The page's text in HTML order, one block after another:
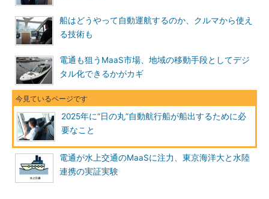
船はどうやって自動運航するのか、クルマから使え
る技術も
電通も狙うMaaS市場、地域の移動手段としてデジ
タル化できるかがカギ
2025年に“日の丸”自動航行船が船出するために必
要なこと
電通が水上交通のMaaSに注力、東京海洋大と水陸
連携の実証実験